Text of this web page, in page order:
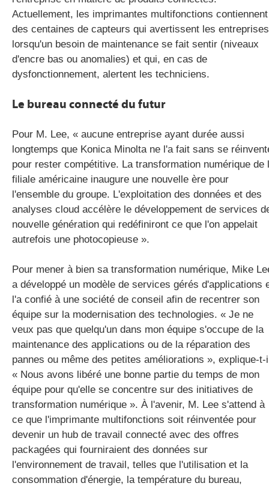
Actuellement, les imprimantes multifonctions contiennent
des centaines de capteurs qui avertissent les entreprises
lorsqu'un besoin de maintenance se fait sentir (niveaux
d'encre bas ou anomalies) et qui, en cas de
dysfonctionnement, alertent les techniciens.
Le bureau connecté du futur
Pour M. Lee, « aucune entreprise ayant durée aussi
longtemps que Konica Minolta ne l'a fait sans se
pour rester compétitive. La transformation numérique de
filiale américaine inaugure une nouvelle ère pour
l'ensemble du groupe. L'exploitation des données et des
analyses cloud accélère le développement de services
nouvelle génération qui redéfiniront ce que l'on appelait
autrefois une photocopieuse ».
Pour mener à bien sa transformation numérique, Mike
a développé un modèle de services gérés d'applications
l'a confié à une société de conseil afin de recentrer son
équipe sur la modernisation des technologies. « Je ne
veux pas que quelqu'un dans mon équipe s'occupe de la
maintenance des applications ou de la réparation des
pannes ou même des petites améliorations », explique-t-
« Nous avons libéré une bonne partie du temps de mon
équipe pour qu'elle se concentre sur des initiatives de
transformation numérique ». À l'avenir, M. Lee s'attend à
ce que l'imprimante multifonctions soit réinventée pour
devenir un hub de travail connecté avec des offres
packagées qui fourniraient des données sur
l'environnement de travail, telles que l'utilisation et la
consommation d'énergie, la température du bureau,